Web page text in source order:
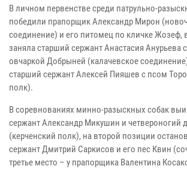
В личном первенстве среди патрульно-
победили прапорщик Александр Мирон
соединение) и его питомец по кличке Жозеф,
заняла старший сержант Анастасия Анурьева
овчаркой Добрыней (калачевское
старший сержант Алексей Пияшев с псом
полк).
В соревнованиях минно-разыскных собак
сержант Александр Микушин и четвероногий
(керченский полк), на второй позиции
сержант Дмитрий Саркисов и его пес Квин
третье место – у прапорщика Валентина